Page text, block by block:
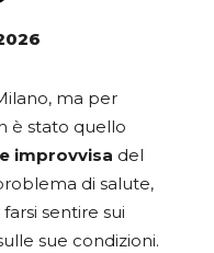
ma per
è stato quello
improvvisa del
di salute,
sentire sui
sue condizioni.